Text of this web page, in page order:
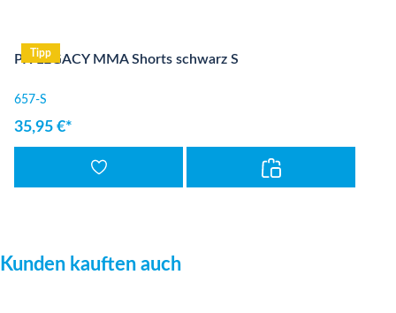
Tipp
PX LEGACY MMA Shorts schwarz S
657-S
35,95 €*
Produktgalerie überspringen
Kunden kauften auch